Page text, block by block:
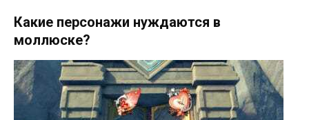
Какие персонажи нуждаются в
моллюске?